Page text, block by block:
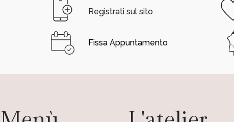
Registrati sul sito
Fissa Appuntamento